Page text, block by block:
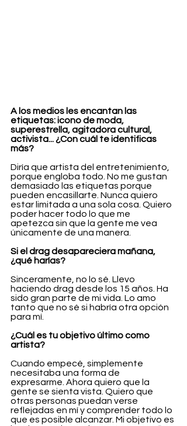
A los medios les encantan las
etiquetas: icono de moda,
superestrella, agitadora cultural,
activista... ¿Con cuál te identificas
más?
Diría que artista del entretenimiento,
porque engloba todo. No me gustan
demasiado las etiquetas porque
pueden encasillarte. Nunca quiero
estar limitada a una sola cosa. Quiero
poder hacer todo lo que me
apetezca sin que la gente me vea
únicamente de una manera.
Si el drag desapareciera mañana,
¿qué harías?
Sinceramente, no lo sé. Llevo
haciendo drag desde los 15 años. Ha
sido gran parte de mi vida. Lo amo
tanto que no sé si habría otra opción
para mí.
¿Cuál es tu objetivo último como
artista?
Cuando empecé, simplemente
necesitaba una forma de
expresarme. Ahora quiero que la
gente se sienta vista. Quiero que
otras personas puedan verse
reflejadas en mí y comprender todo lo
que es posible alcanzar. Mi objetivo es